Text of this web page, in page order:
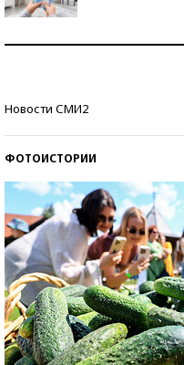
Новости СМИ2
ФОТОИСТОРИИ